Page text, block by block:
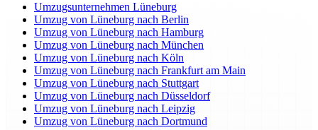
Umzugsunternehmen Lüneburg
Umzug von Lüneburg nach Berlin
Umzug von Lüneburg nach Hamburg
Umzug von Lüneburg nach München
Umzug von Lüneburg nach Köln
Umzug von Lüneburg nach Frankfurt am Main
Umzug von Lüneburg nach Stuttgart
Umzug von Lüneburg nach Düsseldorf
Umzug von Lüneburg nach Leipzig
Umzug von Lüneburg nach Dortmund